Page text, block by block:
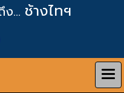
... ช้างไทฯ